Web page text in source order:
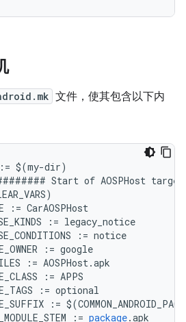
文件，使其包含以下内
:= $(my-dir)
Start of AOSPHost target
)
:= CarAOSPHost
:= legacy_notice
:= notice
:= google
:= AOSPHost.apk
:= APPS
:= optional
:= $(
:= package.apk